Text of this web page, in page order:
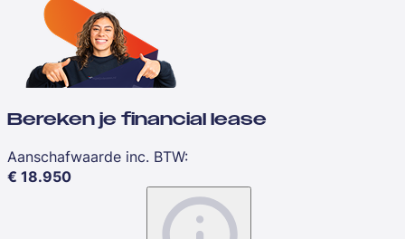
Bereken je financial lease
Aanschafwaarde inc. BTW:
€ 18.950